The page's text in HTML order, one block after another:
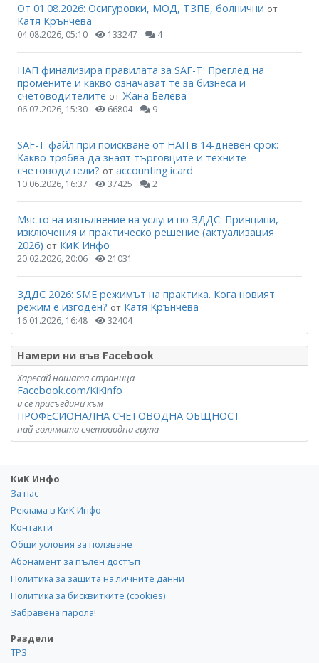
От 01.08.2026: Осигуровки, МОД, ТЗПБ, болнични от
Катя Крънчева
04.08.2026, 05:10 133247 4
НАП финализира правилата за SAF-T: Преглед на
промените и какво означават те за бизнеса и
счетоводителите от Жана Белева
06.07.2026, 15:30 66804 9
SAF-T файл при поискване от НАП в 14-дневен срок:
Какво трябва да знаят търговците и техните
счетоводители? от accounting.icard
10.06.2026, 16:37 37425 2
Място на изпълнение на услуги по ЗДДС: Принципи,
изключения и практическо решение (актуализация
2026) от КиК Инфо
20.02.2026, 20:06 21031
ЗДДС 2026: SME режимът на практика. Кога новият
режим е изгоден? от Катя Крънчева
16.01.2026, 16:48 32404
Намери ни във Facebook
Харесай нашата страница
Facebook.com/KiKinfo
и се присъедини към
ПРОФЕСИОНАЛНА СЧЕТОВОДНА ОБЩНОСТ
най-голямата счетоводна група
КиК Инфо
За нас
Реклама в КиК Инфо
Контакти
Общи условия за ползване
Абонамент за пълен достъп
Политика за защита на личните данни
Политика за бисквитките (cookies)
Забравена парола!
Раздели
ТРЗ